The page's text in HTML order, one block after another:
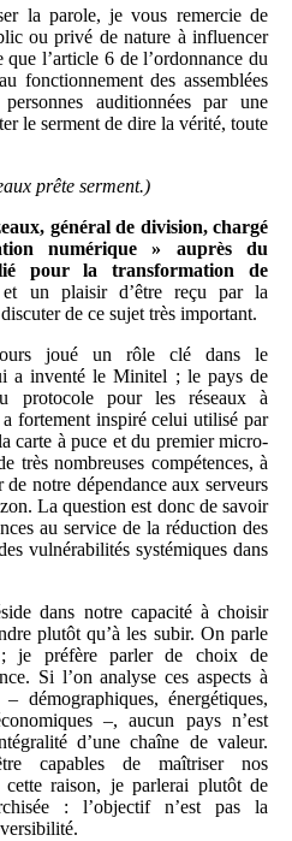
la parole, je vous remercie de
ou privé de nature à influencer
l’article 6 de l’ordonnance du
fonctionnement des assemblées
auditionnées par une
le serment de dire la vérité, toute
prête serment.)
général de division, chargé
numérique
» auprès du
pour la transformation de
un plaisir d’être reçu par la
de ce sujet très important.
joué un rôle clé dans le
a inventé le Minitel ; le pays de
protocole pour les réseaux à
fortement inspiré celui utilisé par
carte à puce et du premier micro-
très nombreuses compétences, à
de notre dépendance aux serveurs
La question est donc de savoir
au service de la réduction des
vulnérabilités systémiques dans
dans notre capacité à choisir
plutôt qu’à les subir. On parle
; je préfère parler de choix de
Si l’on analyse ces aspects à
démographiques, énergétiques,
–, aucun pays n’est
d’une chaîne de valeur.
capables de maîtriser nos
cette raison, je parlerai plutôt de
: l’objectif n’est pas la